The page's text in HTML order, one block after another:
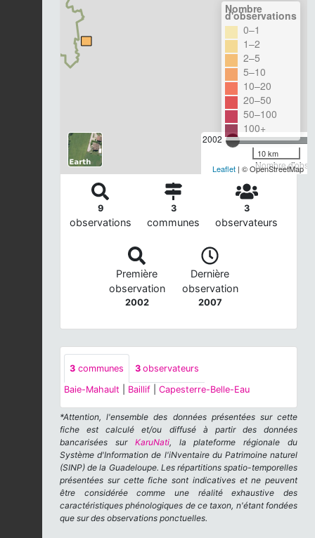
2002
Nombre
Nombre
d'observations
0–1
1–2
2–5
5–10
10–20
20–50
50–100
100+
10 km
Leaflet | © OpenStreetMap
9
observations
3
communes
3
observateurs
Première
observation
2002
Dernière
observation
2007
3 communes 3 observateurs
Baie-Mahault
Baillif Capesterre-Belle-Eau
*Attention, l'ensemble des données présentées sur cette
fiche est calculé et/ou diffusé à partir des données
bancarisées sur KaruNati, la plateforme régionale du
Système d'Information de l'iNventaire du Patrimoine naturel
(SINP) de la Guadeloupe. Les répartitions spatio-temporelles
présentées sur cette fiche sont indicatives et ne peuvent
être considérée comme une réalité exhaustive des
caractéristiques phénologiques de ce taxon, n'étant fondées
que sur des observations ponctuelles.